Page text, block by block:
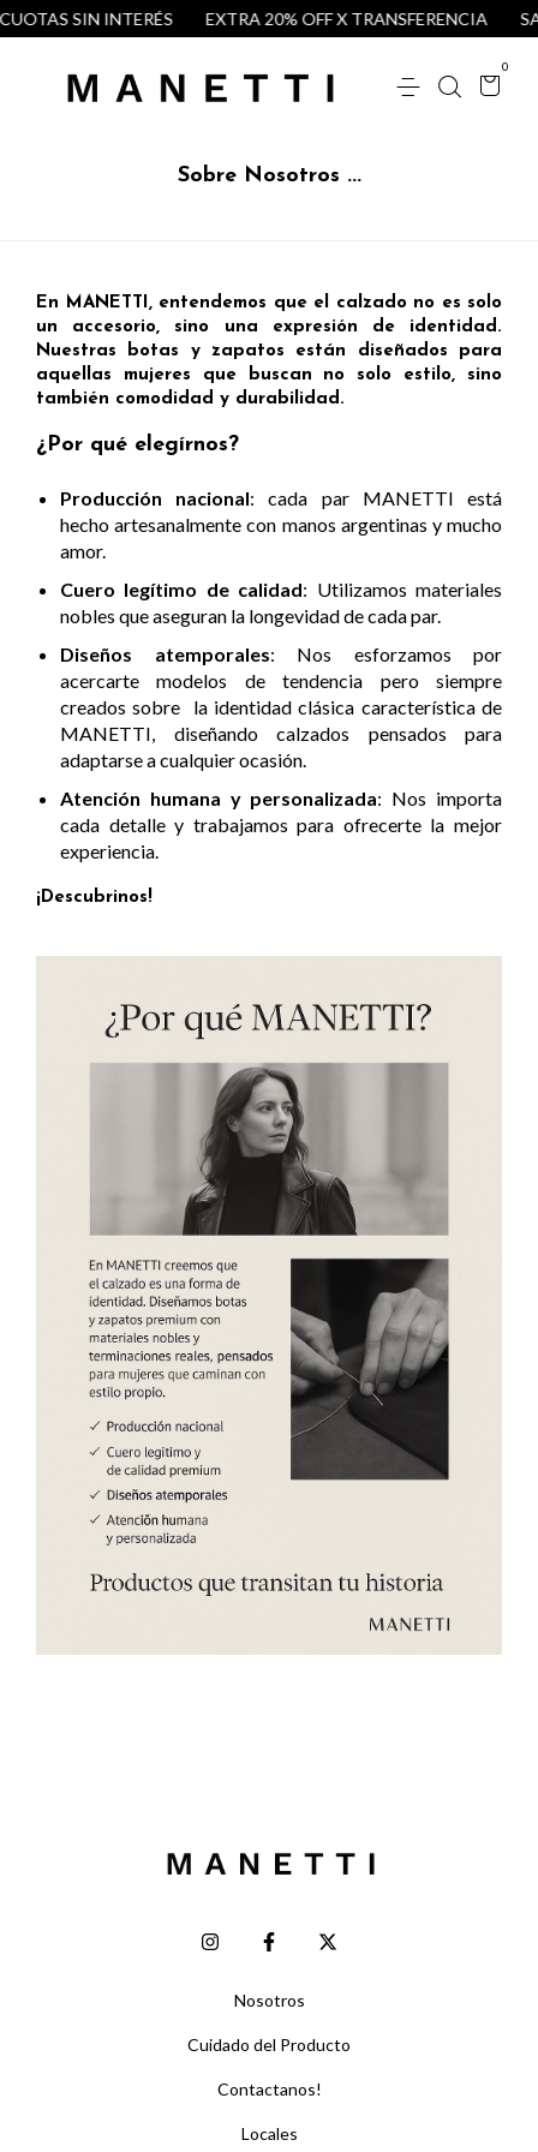
SIN INTERÉS EXTRA 20% OFF X TRANSFERENCIA
0
Sobre Nosotros ...
En MANETTI , entendemos que el calzado no es solo
un accesorio, sino una expresión de identidad .
Nuestras botas y zapatos están diseñados para
aquellas mujeres que buscan no solo estilo, sino
también comodidad y durabilidad .
¿Por qué elegírnos?
Producción nacional: cada par MANETTI está
hecho artesanalmente con manos argentinas y mucho
amor.
Cuero legítimo de calidad: Utilizamos materiales
nobles que aseguran la longevidad de cada par.
Diseños atemporales: Nos esforzamos por
acercarte modelos de tendencia pero siempre
creados sobre la identidad clásica característica de
MANETTI, diseñando calzados pensados para
adaptarse a cualquier ocasión.
Atención humana y personalizada: Nos importa
cada detalle y trabajamos para ofrecerte la mejor
experiencia.
¡Descubrinos!
Nosotros
Cuidado del Producto
Contactanos!
Locales